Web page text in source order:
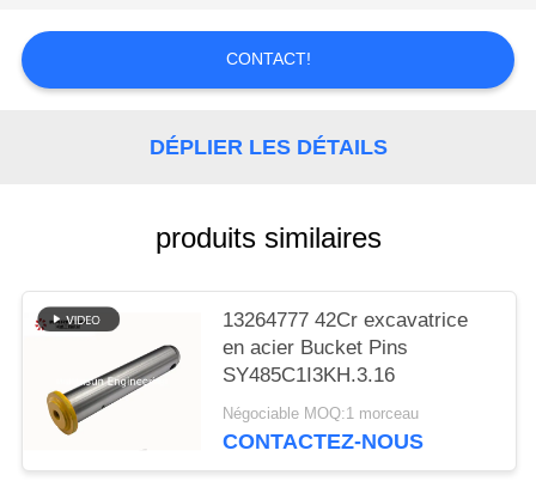
PRIVACY
POLICY
CONTACT!
DÉPLIER LES DÉTAILS
produits similaires
13264777 42Cr excavatrice
en acier Bucket Pins
SY485C1I3KH.3.16
Négociable MOQ:1 morceau
CONTACTEZ-NOUS